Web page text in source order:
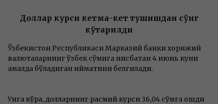
Доллар курси кетма-кет тушишдан сўнг
кўтарилди
Ўзбекистон Республикаси Марказий банки хорижий
валюталарнинг ўзбек сўмига нисбатан 4 июнь куни
амалда бўладиган қийматини белгилади.
Унга кўра, долларнинг расмий курси 36,04 сўмга ошди